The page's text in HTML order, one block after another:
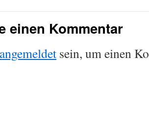
einen Kommentar
angemeldet sein, um einen